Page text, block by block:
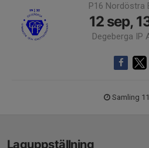
P16 Nordöstra
12 sep,
Degeberga IP
Samling
Laguppställning